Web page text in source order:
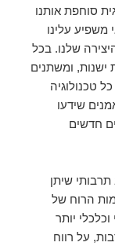
סוחפת אותנו
משפיע עלינו
שלנו. בכל
ישנות, ומשתנים
טכנולוגיה
שידעו
חדשים
שיתן
הרוח של
יותר
על רווח